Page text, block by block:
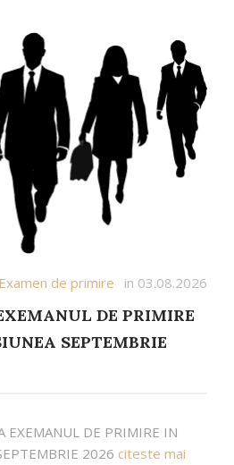
Examen de primire in 03.08.2026
DE PRIMIRE
SEPTEMBRIE
EXEMANUL DE PRIMIRE IN
2026 citeste mai